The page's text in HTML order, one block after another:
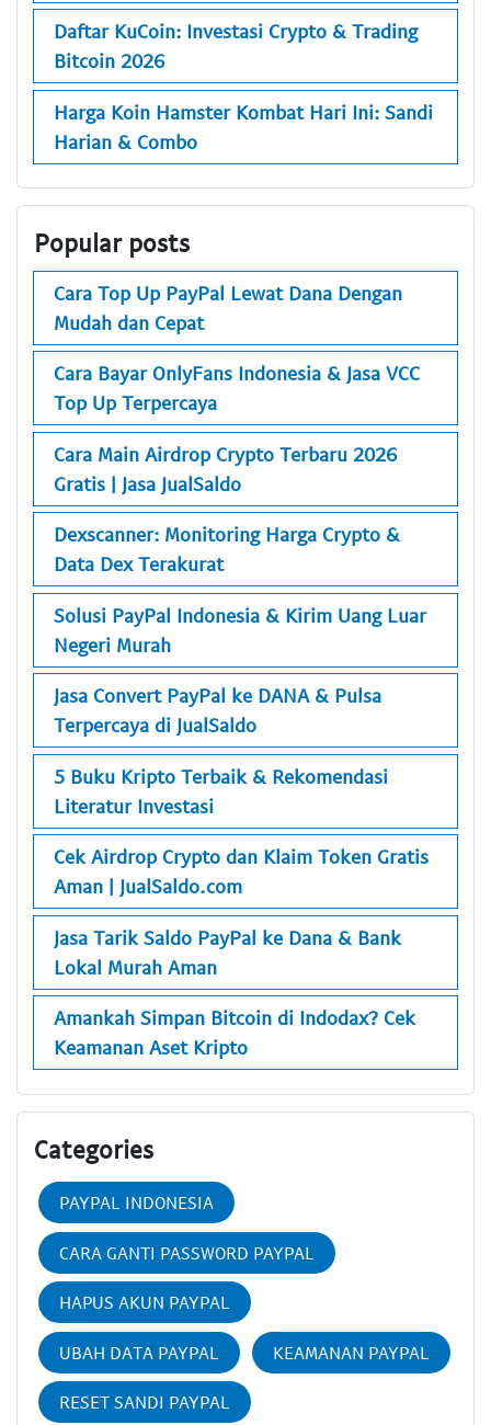
Daftar KuCoin: Investasi Crypto & Trading
Bitcoin 2026
Harga Koin Hamster Kombat Hari Ini: Sandi
Harian & Combo
Popular posts
Cara Top Up PayPal Lewat Dana Dengan
Mudah dan Cepat
Cara Bayar OnlyFans Indonesia & Jasa VCC
Top Up Terpercaya
Cara Main Airdrop Crypto Terbaru 2026
Gratis | Jasa JualSaldo
Dexscanner: Monitoring Harga Crypto &
Data Dex Terakurat
Solusi PayPal Indonesia & Kirim Uang Luar
Negeri Murah
Jasa Convert PayPal ke DANA & Pulsa
Terpercaya di JualSaldo
5 Buku Kripto Terbaik & Rekomendasi
Literatur Investasi
Cek Airdrop Crypto dan Klaim Token Gratis
Aman | JualSaldo.com
Jasa Tarik Saldo PayPal ke Dana & Bank
Lokal Murah Aman
Amankah Simpan Bitcoin di Indodax? Cek
Keamanan Aset Kripto
Categories
PAYPAL INDONESIA
CARA GANTI PASSWORD PAYPAL
HAPUS AKUN PAYPAL
UBAH DATA PAYPAL KEAMANAN PAYPAL
RESET SANDI PAYPAL